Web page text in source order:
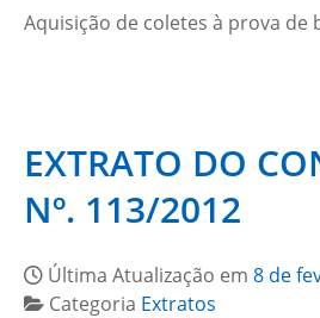
Aquisição de coletes à prova de
EXTRATO DO
Nº. 113/2012
Última Atualização em 8 de
Categoria Extratos